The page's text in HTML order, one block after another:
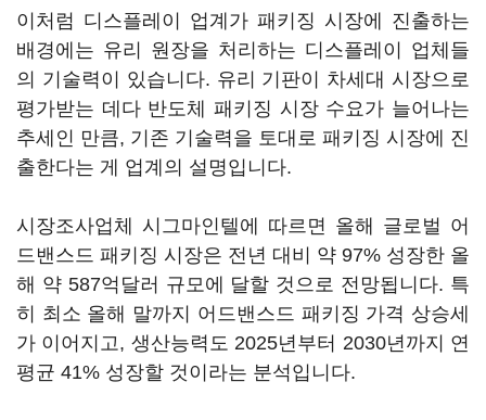
이처럼 디스플레이 업계가 패키징 시장에 진출하는
배경에는 유리 원장을 처리하는 디스플레이 업체들
의 기술력이 있습니다. 유리 기판이 차세대 시장으로
평가받는 데다 반도체 패키징 시장 수요가 늘어나는
추세인 만큼, 기존 기술력을 토대로 패키징 시장에 진
출한다는 게 업계의 설명입니다.
시장조사업체 시그마인텔에 따르면 올해 글로벌 어
드밴스드 패키징 시장은 전년 대비 약 97% 성장한 올
해 약 587억달러 규모에 달할 것으로 전망됩니다. 특
히 최소 올해 말까지 어드밴스드 패키징 가격 상승세
가 이어지고, 생산능력도 2025년부터 2030년까지 연
평균 41% 성장할 것이라는 분석입니다.